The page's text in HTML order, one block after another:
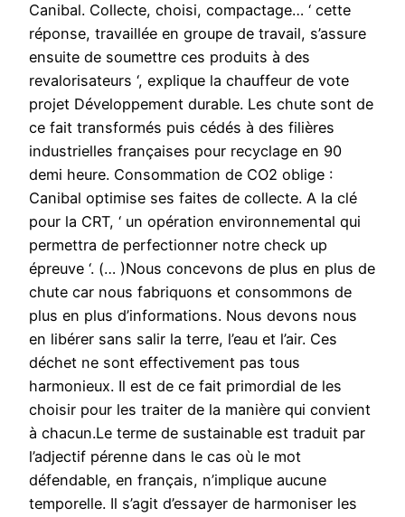
Canibal. Collecte, choisi, compactage… ‘ cette
réponse, travaillée en groupe de travail, s’assure
ensuite de soumettre ces produits à des
revalorisateurs ‘, explique la chauffeur de vote
projet Développement durable. Les chute sont de
ce fait transformés puis cédés à des filières
industrielles françaises pour recyclage en 90
demi heure. Consommation de CO2 oblige :
Canibal optimise ses faites de collecte. A la clé
pour la CRT, ‘ un opération environnemental qui
permettra de perfectionner notre check up
épreuve ‘. (… )Nous concevons de plus en plus de
chute car nous fabriquons et consommons de
plus en plus d’informations. Nous devons nous
en libérer sans salir la terre, l’eau et l’air. Ces
déchet ne sont effectivement pas tous
harmonieux. Il est de ce fait primordial de les
choisir pour les traiter de la manière qui convient
à chacun.Le terme de sustainable est traduit par
l’adjectif pérenne dans le cas où le mot
défendable, en français, n’implique aucune
temporelle. Il s’agit d’essayer de harmoniser les